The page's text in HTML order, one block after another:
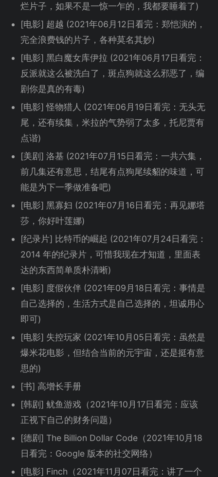
烂片子，如果不是一惊一乍的，我都要睡着了)
[电影] 超越 (2021年06月12日看完：郑恺演的，
完全浪费钱的片子，各种莫名其妙)
[电影] 黑白魔女库伊拉 (2021年06月17日看完：
反派就这么被洗白了，斑点狗就这么邪恶了，编
剧你是真的有毒)
[电影] 怪物猎人 (2021年06月19日看完：无头无
尾，还有续集，米拉的气势弱了太多，托尼贾有
点谐)
[美剧] 洛基 (2021年07月15日看完：一共六集，
前几集还有意思，结尾有点狗尾续貂的味道，可
能是为下一季做准备吧)
[电影] 黑寡妇 (2021年07月16日看完：再见娜塔
莎，你好叶莲娜)
[纪录片] 比特币的崛起 (2021年07月24日看完：
2014 年的纪录片，可惜我现在才知道，里面表
达的东西简单质朴清晰)
[电影] 度假伙伴 (2021年09月18日看完：事情是
自己选择的，生活方式是自己选择的，坦诚用心
即可)
[电影] 失控玩家 (2021年10月05日看完：虽然是
爆米花电影，但结合当前的元宇宙，还是挺有意
思的)
[书] 高增长手册
[韩剧] 鱿鱼游戏（2021年10月17日看完：应该
正视下自己的财务问题）
[德剧] The Billion Dollar Code（2021年10月18
日看完：Google 版本的社交网络）
[电影] Finch（2021年11月07日看完：讲了一个